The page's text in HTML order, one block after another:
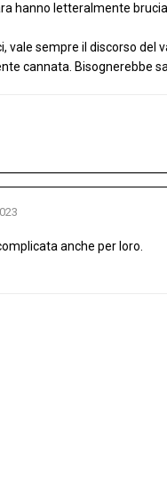
hanno letteralmente
vale sempre il discorso del
cannata. Bisognerebbe
anche per loro.